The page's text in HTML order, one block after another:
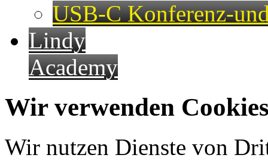
USB-C Konferenz-
Lindy
Academy
Wir verwenden
Wir nutzen Dienste von